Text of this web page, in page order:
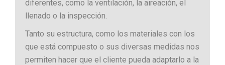
diferentes, como la ventilación, la aireación, el
llenado o la inspección.
Tanto su estructura, como los materiales con los
que está compuesto o sus diversas medidas nos
permiten hacer que el cliente pueda adaptarlo a la